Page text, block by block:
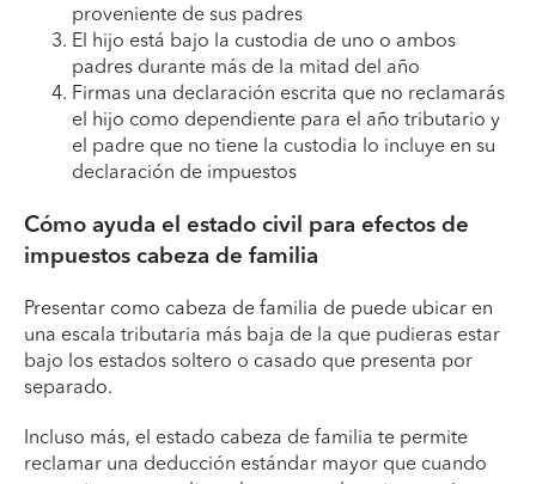
proveniente de sus padres
El hijo está bajo la custodia de uno o ambos
padres durante más de la mitad del año
Firmas una declaración escrita que no reclamarás
el hijo como dependiente para el año tributario y
el padre que no tiene la custodia lo incluye en su
declaración de impuestos
Cómo ayuda el estado civil para efectos de
impuestos cabeza de familia
Presentar como cabeza de familia de puede ubicar en
una escala tributaria más baja de la que pudieras estar
bajo los estados soltero o casado que presenta por
separado.
Incluso más, el estado cabeza de familia te permite
reclamar una deducción estándar mayor que cuando